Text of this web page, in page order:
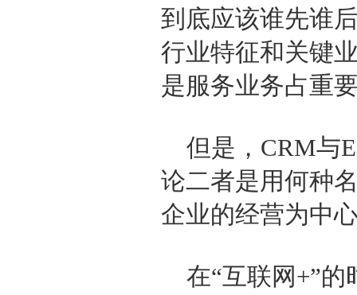
到底应该谁先谁
行业特征和关键
是服务业务占重
但是，CRM与
论二者是用何种
企业的经营为中
在“互联网+”